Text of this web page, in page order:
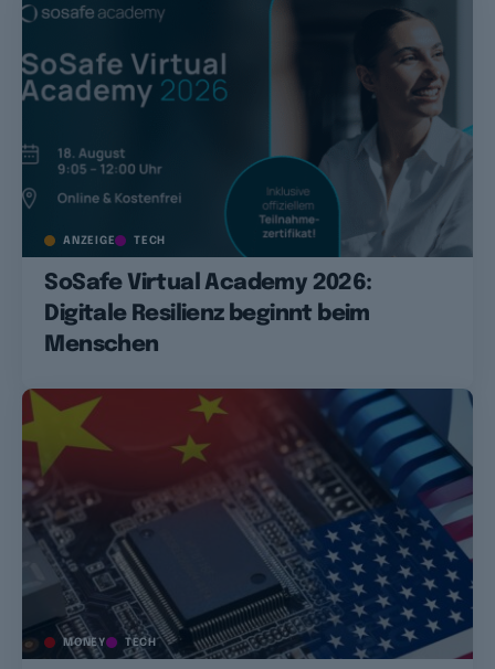
ANZEIGE TECH
SoSafe Virtual Academy 2026:
Digitale Resilienz beginnt beim
Menschen
MONEY TECH